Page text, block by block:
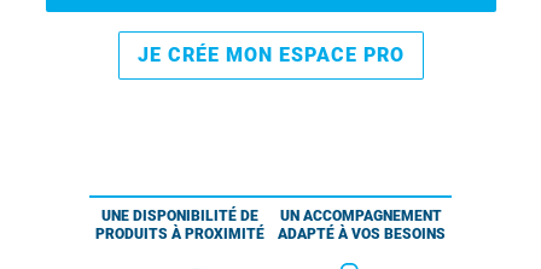
JE CRÉE MON ESPACE PRO
UNE DISPONIBILITÉ DE
PRODUITS À PROXIMITÉ
UN ACCOMPAGNEMENT
ADAPTÉ À VOS BESOINS